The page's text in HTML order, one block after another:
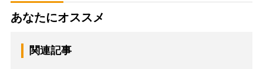
あなたにオススメ
関連記事